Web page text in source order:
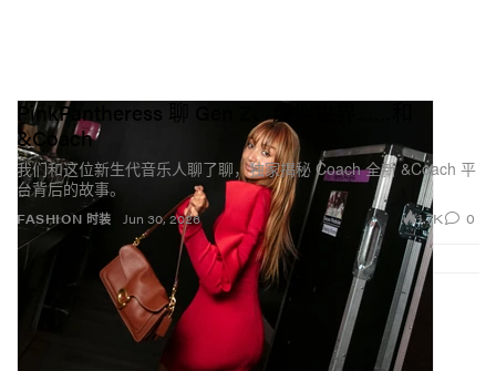
FASHION 时装
PinkPantheress 聊 Gen Z、虚拟世界……和
&Coach
我们和这位新生代音乐人聊了聊，独家揭秘 Coach 全新 &Coach 平
台背后的故事。
Jun 30, 2026 1.7K 0